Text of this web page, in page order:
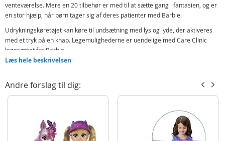
venteværelse. Mere en 20 tilbehør er med til at sætte gang i fantasien, og er
en stor hjælp, når børn tager sig af deres patienter med Barbie.
Udrykningskøretøjet kan køre til undsætning med lys og lyde, der aktiveres
med et tryk på en knap. Legemulighederne er uendelige med Care Clinic
legesættet fra Barbie.
Indeholder:
Krykker, stetoskop og andet udstyr
Læs hele beskrivelsen
Andre forslag til dig: